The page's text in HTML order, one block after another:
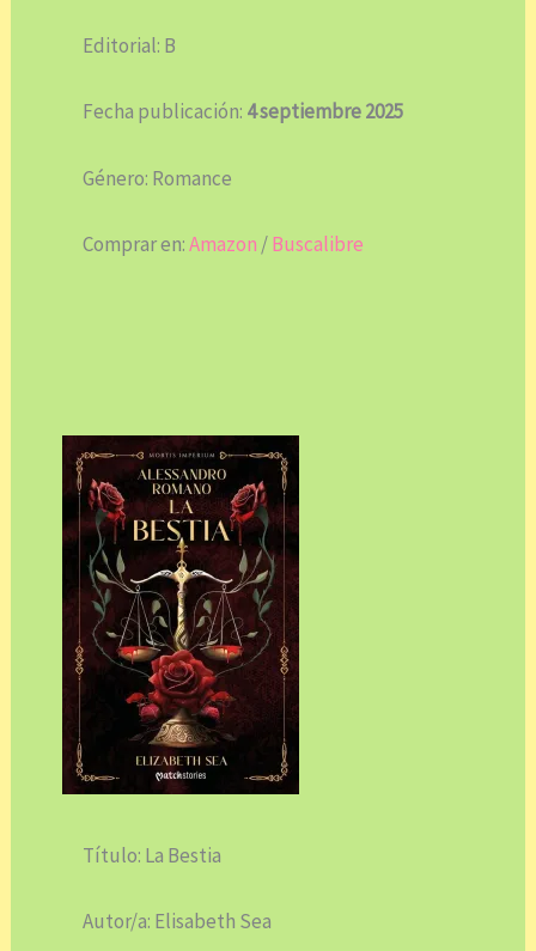
Editorial: B
Fecha publicación: 4 septiembre 2025
Género: Romance
Comprar en:Amazon /Buscalibre
Título: La Bestia
Autor/a: Elisabeth Sea